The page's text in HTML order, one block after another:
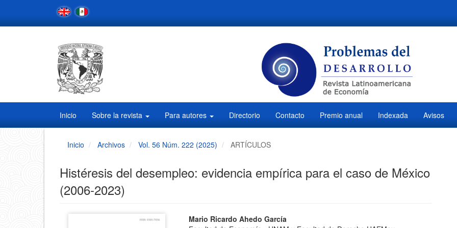
Contenido
Inicio Sobre la revista Para autores Directorio Contacto Premio anual Indexada Avisos
Inicio Archivos Vol. 56 Núm. 222 (2025) ARTÍCULOS
Histéresis del desempleo: evidencia empírica para el caso de México
(2006-2023)
Contenido
Mario Ricardo Ahedo García